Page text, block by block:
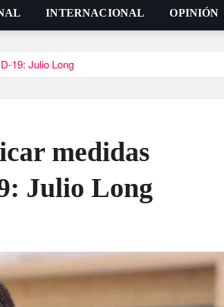
INTERNACIONAL OPINIÓN
19: Julio Long
medidas
Julio Long